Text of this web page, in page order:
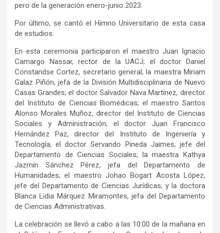
pero de la generación enero-junio 2023.
Por último, se cantó el Himno Universitario de esta casa
de estudios.
En esta ceremonia participaron el maestro Juan Ignacio
Camargo Nassar, rector de la UACJ; el doctor Daniel
Constandse Cortez, secretario general; la maestra Miriam
Galaz Piñón, jefa de la División Multidisciplinaria de Nuevo
Casas Grandes; el doctor Salvador Nava Martínez, director
del Instituto de Ciencias Biomédicas; el maestro Santos
Alonso Morales Muñoz, director del Instituto de Ciencias
Sociales y Administración; el doctor Juan Francisco
Hernández Paz, director del Instituto de Ingeniería y
Tecnología; el doctor Servando Pineda Jaimes, jefe del
Departamento de Ciencias Sociales; la maestra Kathya
Jazmín Sánchez Pérez, jefa del Departamento de
Humanidades; el maestro Johao Bogart Acosta López,
jefe del Departamento de Ciencias Jurídicas; y la doctora
Blanca Lidia Márquez Miramontes, jefa del Departamento
de Ciencias Administrativas.
La celebración se llevó a cabo a las 10:00 de la mañana en